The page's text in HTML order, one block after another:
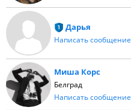
Дарья
Написать сообщение
Миша Корс
Белград
Написать сообщение